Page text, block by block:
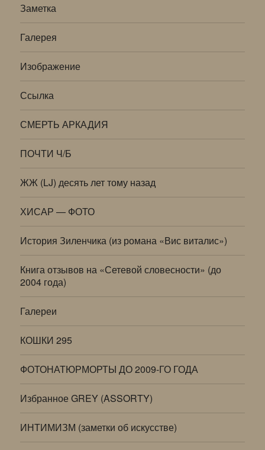
Заметка
Галерея
Изображение
Ссылка
СМЕРТЬ АРКАДИЯ
ПОЧТИ Ч/Б
ЖЖ (LJ) десять лет тому назад
ХИСАР — ФОТО
История Зиленчика (из романа «Вис виталис»)
Книга отзывов на «Сетевой словесности» (до
2004 года)
Галереи
КОШКИ 295
ФОТОНАТЮРМОРТЫ ДО 2009-ГО ГОДА
Избранное GREY (ASSORTY)
ИНТИМИЗМ (заметки об искусстве)